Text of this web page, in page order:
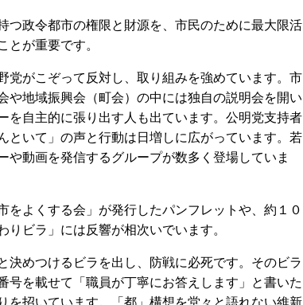
政令都市の権限と財源を、市民のために最大限活
とが重要です。
がこぞって反対し、取り組みを強めています。市
や地域振興会（町会）の中には独自の説明会を開い
を自主的に張り出す人も出ています。公明党支持者
といて」の声と行動は日増しに広がっています。若
動画を発信するグループが数多く登場していま
よくする会」が発行したパンフレットや、約１０
ビラ」には反響が相次いでいます。
めつけるビラを出し、防戦に必死です。そのビラ
号を載せて「職員が丁寧にお答えします」と書いた
を招いています。「都」構想を堂々と語れない維新